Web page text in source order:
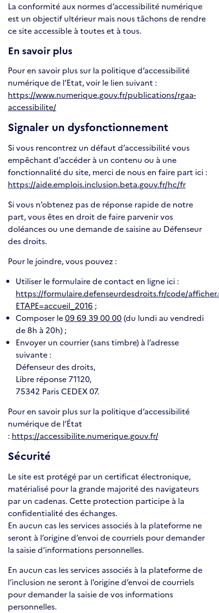
La conformité aux normes d’accessibilité numérique
est un objectif ultérieur mais nous tâchons de rendre
ce site accessible à toutes et à tous.
En savoir plus
Pour en savoir plus sur la politique d’accessibilité
numérique de l’Etat, voir le lien suivant :
https://www.numerique.gouv.fr/publications/rgaa-
accessibilite/
Signaler un dysfonctionnement
Si vous rencontrez un défaut d’accessibilité vous
empêchant d’accéder à un contenu ou à une
fonctionnalité du site, merci de nous en faire part ici :
https://aide.emplois.inclusion.beta.gouv.fr/hc/fr
Si vous n’obtenez pas de réponse rapide de notre
part, vous êtes en droit de faire parvenir vos
doléances ou une demande de saisine au Défenseur
des droits.
Pour le joindre, vous pouvez :
Utiliser le formulaire de contact en ligne ici :
https://formulaire.defenseurdesdroits.fr/code/
ETAPE=accueil_2016 ;
Composer le09 69 39 00 00 (du lundi au vendredi
de 8h à 20h) ;
Envoyer un courrier (sans timbre) à l’adresse
suivante :
Défenseur des droits,
Libre réponse 71120,
75342 Paris CEDEX 07.
Pour en savoir plus sur la politique d’accessibilité
numérique de l’État
: https://accessibilite.numerique.gouv.fr/
Sécurité
Le site est protégé par un certificat électronique,
matérialisé pour la grande majorité des navigateurs
par un cadenas. Cette protection participe à la
confidentialité des échanges.
En aucun cas les services associés à la plateforme ne
seront à l’origine d’envoi de courriels pour demander
la saisie d’informations personnelles.
En aucun cas les services associés à la plateforme de
l’inclusion ne seront à l’origine d’envoi de courriels
pour demander la saisie de vos informations
personnelles.